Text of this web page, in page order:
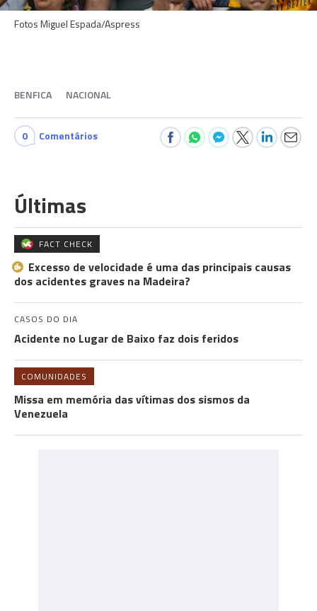
Fotos Miguel Espada/Aspress
BENFICA NACIONAL
0 Comentários
Últimas
FACT CHECK
Excesso de velocidade é uma das principais causas
dos acidentes graves na Madeira?
CASOS DO DIA
Acidente no Lugar de Baixo faz dois feridos
COMUNIDADES
Missa em memória das vítimas dos sismos da
Venezuela